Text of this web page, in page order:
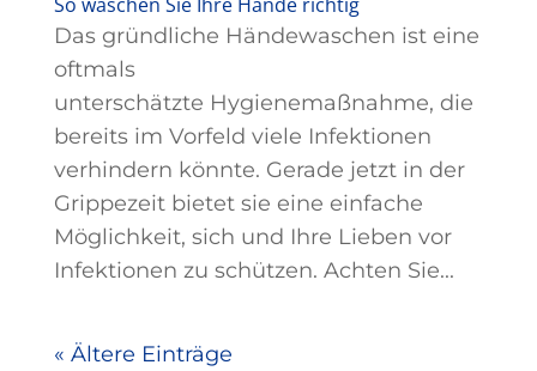
Das gründliche Händewaschen ist eine
oftmals
unterschätzte Hygienemaßnahme, die
bereits im Vorfeld viele Infektionen
verhindern könnte. Gerade jetzt in der
Grippezeit bietet sie eine einfache
Möglichkeit, sich und Ihre Lieben vor
Infektionen zu schützen. Achten Sie...
« Ältere Einträge